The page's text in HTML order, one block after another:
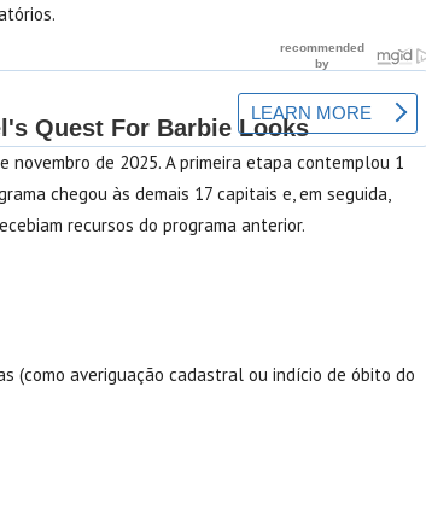
novembro de 2025. A primeira etapa contemplou 1
chegou às demais 17 capitais e, em seguida,
recursos do programa anterior.
(como averiguação cadastral ou indício de óbito do